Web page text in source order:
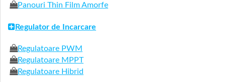
Panouri Thin Film Amorfe
Regulator de Incarcare
Regulatoare PWM
Regulatoare MPPT
Regulatoare Hibrid